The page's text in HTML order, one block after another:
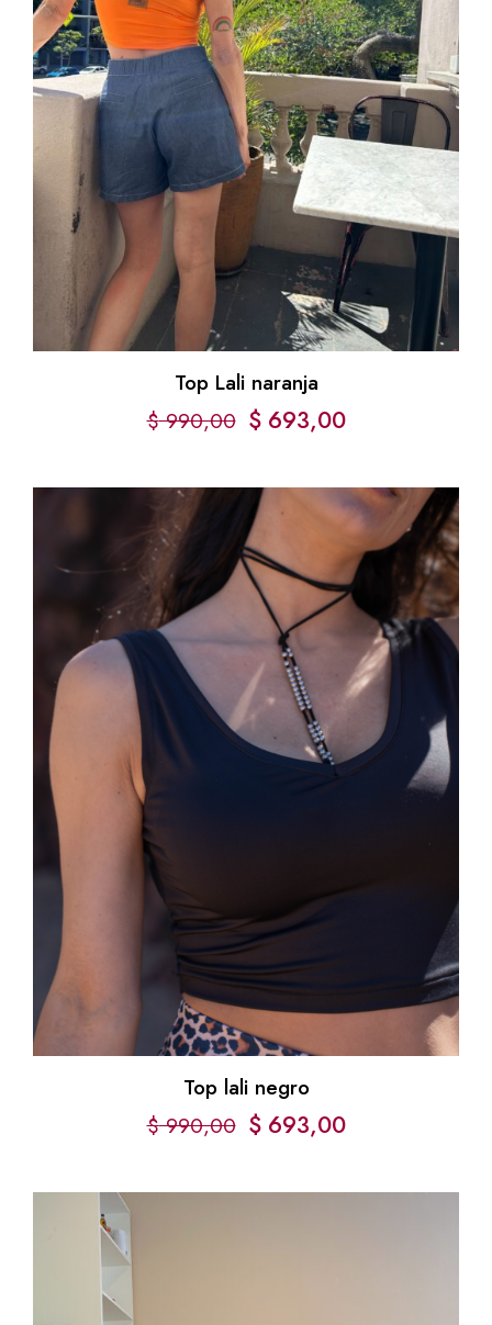
Top Lali naranja
$990,00 $693,00
Top lali negro
$990,00 $693,00